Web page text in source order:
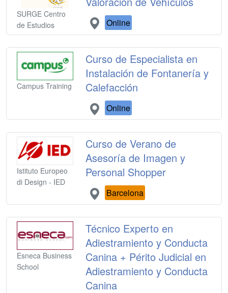
SURGE Centro
de Estudios
Online
Campus Training
Curso de Especialista en
Instalación de Fontanería y
Calefacción
Online
Istituto Europeo
di Design - IED
Curso de Verano de
Asesoría de Imagen y
Personal Shopper
Barcelona
Esneca Business
School
Técnico Experto en
Adiestramiento y Conducta
Canina + Périto Judicial en
Adiestramiento y Conducta
Canina